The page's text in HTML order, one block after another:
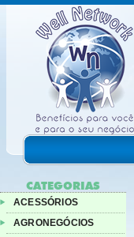
CATEGORIAS
ACESSÓRIOS
AGRONEGÓCIOS